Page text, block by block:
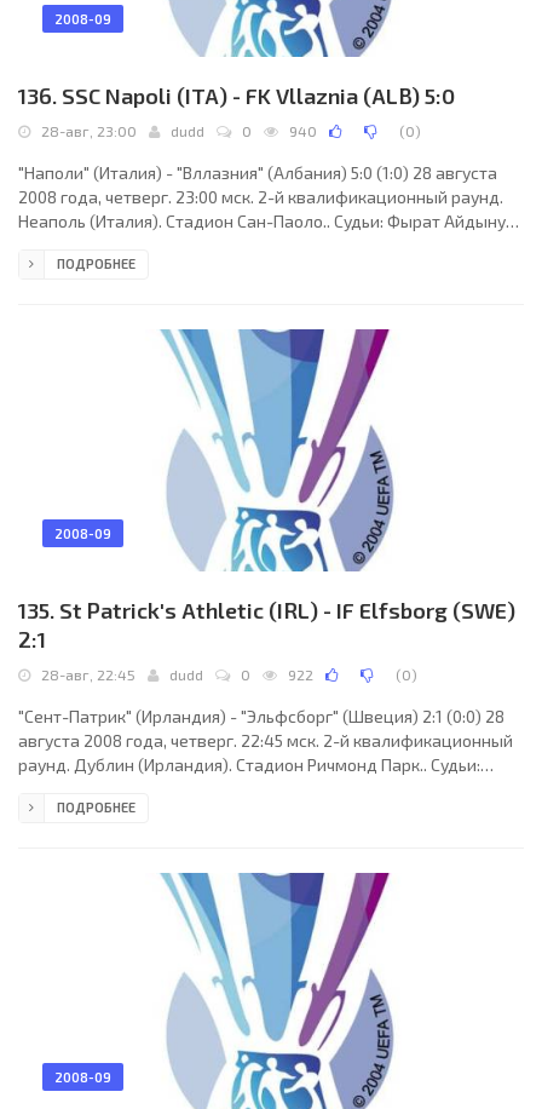
2008-09
136. SSC Napoli (ITA) - FK Vllaznia (ALB) 5:0
28-авг, 23:00 dudd 0 940 (0)
"Наполи" (Италия) - "Вллазния" (Албания) 5:0 (1:0) 28 августа
2008 года, четверг. 23:00 мск. 2-й квалификационный раунд.
Неаполь (Италия). Стадион Сан-Паоло.. Судьи: Фырат Айдынус
Резервный: Корай Генчерлер (Турция). "Наполи": Маттео
Пациенца, Вальтер Гаргано, Самуэле Далла Бона (Марек
Гамшик, 60), Пиа (Эсекьель Лавесси, 67),
ПОДРОБНЕЕ
2008-09
135. St Patrick's Athletic (IRL) - IF Elfsborg (SWE)
2:1
28-авг, 22:45 dudd 0 922 (0)
"Сент-Патрик" (Ирландия) - "Эльфсборг" (Швеция) 2:1 (0:0) 28
августа 2008 года, четверг. 22:45 мск. 2-й квалификационный
раунд. Дублин (Ирландия). Стадион Ричмонд Парк.. Судьи:
Мирослав Бенко (оба - Словакия). Резервный: Ян Томчик
Бобби Райан (Алан Керби, 74), Гари Дэмпси, Гари О´Нил (Гленн
Фитцпатрик, 69), Марк Куигли, Райан Гай.
ПОДРОБНЕЕ
2008-09